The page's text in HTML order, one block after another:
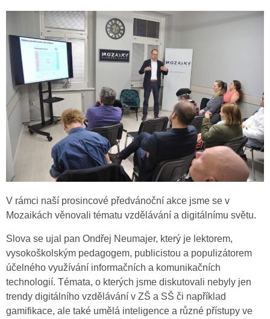
V rámci naší prosincové předvánoční akce jsme se v
Mozaikách věnovali tématu vzdělávání a digitálnímu světu.
Slova se ujal pan Ondřej Neumajer, který je lektorem,
vysokoškolským pedagogem, publicistou a populizátorem
účelného využívání informačních a komunikačních
technologií. Témata, o kterých jsme diskutovali nebyly jen
trendy digitálního vzdělávání v ZŠ a SŠ či například
gamifikace, ale také umělá inteligence a různé přístupy ve